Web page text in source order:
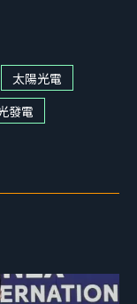
太陽光電
發電